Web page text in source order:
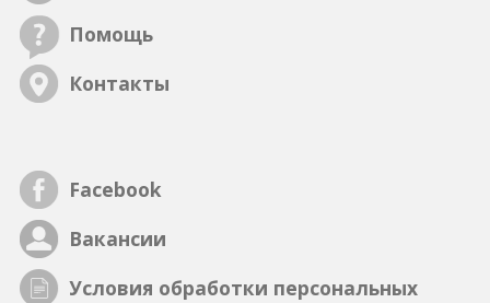
Помощь
Контакты
Facebook
Вакансии
Условия обработки персональных